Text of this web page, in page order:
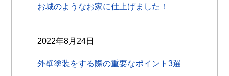
お城のようなお家に仕上げました！
2022年8月24日
外壁塗装をする際の重要なポイント3選